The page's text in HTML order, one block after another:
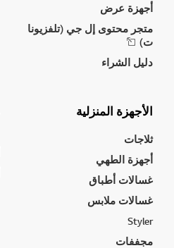
أجهزة عرض
متجر محتوى إل جي (تلفزيونا
ت)
دليل الشراء
الأجهزة المنزلية
ثلاجات
أجهزة الطهي
غسالات أطباق
غسالات ملابس
Styler
مجففات